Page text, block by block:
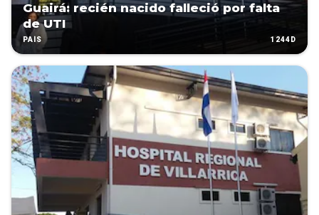
Guairá: recién nacido falleció por falta
de UTI
PAÍS 1244D